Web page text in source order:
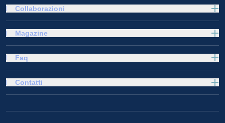
Collaborazioni
Magazine
Faq
Contatti